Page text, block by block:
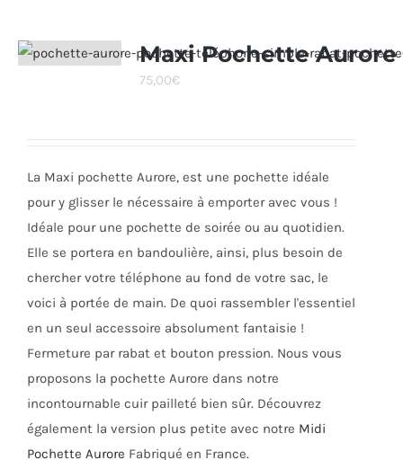
variations.
Les
la
page
du
produit
Maxi Pochette Aurore
75,00€
La Maxi pochette Aurore, est une pochette idéale
pour y glisser le nécessaire à emporter avec vous !
Idéale pour une pochette de soirée ou au quotidien.
Elle se portera en bandoulière, ainsi, plus besoin de
chercher votre téléphone au fond de votre sac, le
voici à portée de main. De quoi rassembler l'essentiel
en un seul accessoire absolument fantaisie !
Fermeture par rabat et bouton pression. Nous vous
proposons la pochette Aurore dans notre
incontournable cuir pailleté bien sûr. Découvrez
également la version plus petite avec notre Midi
Pochette Aurore Fabriqué en France.